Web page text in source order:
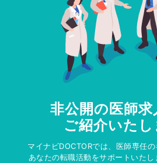
非公開の医師求
ご紹介いたし
マイナビDOCTORでは、医師専任
あなたの転職活動をサポートいた